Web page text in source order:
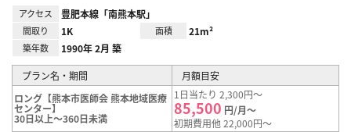
アクセス 豊肥本線「南熊本駅」
間取り 1K 面積 21m²
築年数 1990年 2月 築
プラン名・期間
月額目安
ロング【熊本市医師会 熊本地域医療
センター】
30日以上～360日未満
1日当たり 2,300円～
85,500 円/月～
初期費用他 22,000円～